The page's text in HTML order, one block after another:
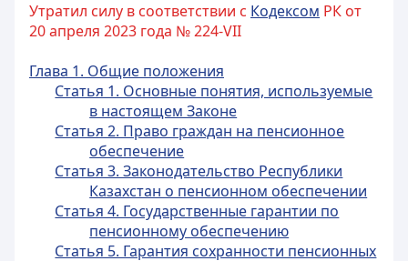
Утратил силу в соответствии с Кодексом РК от
20 апреля 2023 года № 224-VII
Глава 1. Общие положения
Статья 1. Основные понятия, используемые
в настоящем Законе
Статья 2. Право граждан на пенсионное
обеспечение
Статья 3. Законодательство Республики
Казахстан о пенсионном обеспечении
Статья 4. Государственные гарантии по
пенсионному обеспечению
Статья 5. Гарантия сохранности пенсионных